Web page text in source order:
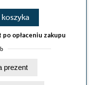
opłaceniu zakupu
Kup na prezent